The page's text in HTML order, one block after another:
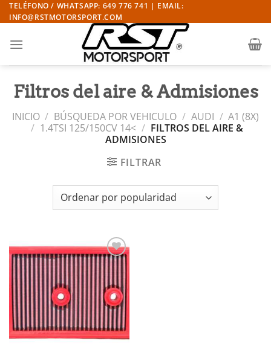
Saltar
al
TELÉFONO / WHATSAPP: 649 776 741 | EMAIL:
INFO@RSTMOTORSPORT.COM
Filtros del aire & Admisiones
INICIO / BÚSQUEDA POR VEHICULO / AUDI / A1 (8X)
/ 1.4TSI 125/150CV 14< / FILTROS DEL AIRE &
ADMISIONES
FILTRAR
deseos